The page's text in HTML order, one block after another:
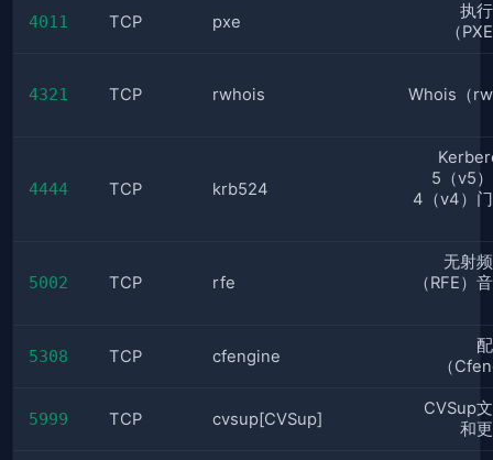
4011 TCP pxe
执
（
4321 TCP rwhois Whois（
4444 TCP krb524
5（v5
4（v4）
5002 TCP rfe
无射
（RFE）
5308 TCP cfengine
（
5999 TCP cvsup[CVSup]
CVSup
和